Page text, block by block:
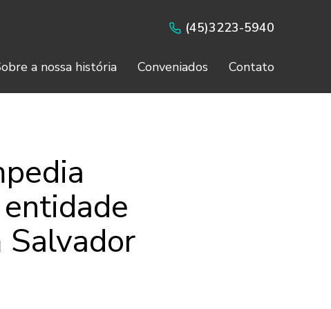
(45)3223-5940
a nossa história Conveniados Contato